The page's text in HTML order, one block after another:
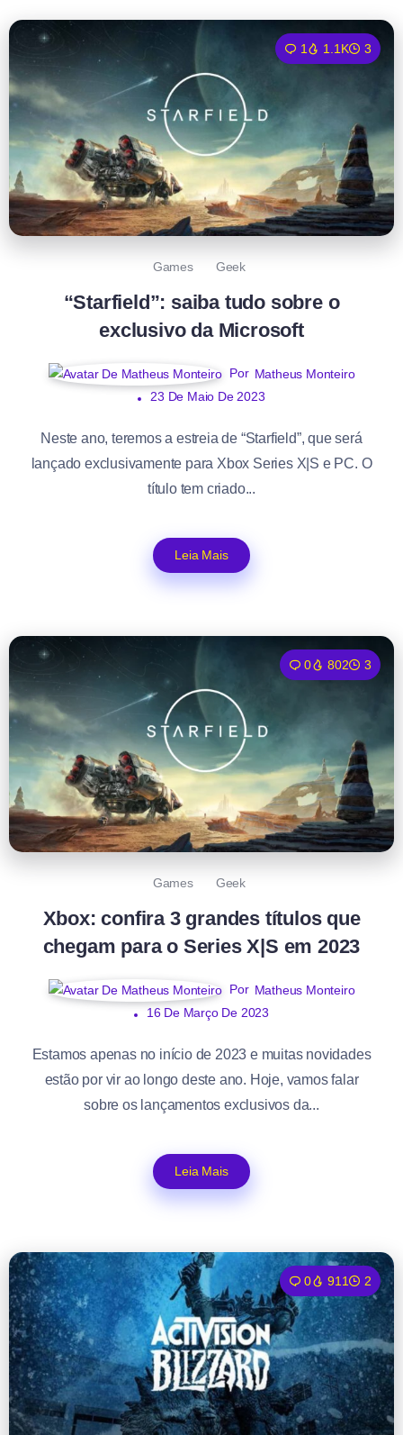
1 1.1K 3
Games Geek
“Starfield”: saiba tudo sobre o
exclusivo da Microsoft
Por Matheus Monteiro
23 De Maio De 2023
Neste ano, teremos a estreia de “Starfield”, que será
lançado exclusivamente para Xbox Series X|S e PC. O
título tem criado...
Leia Mais
0 802 3
Games Geek
Xbox: confira 3 grandes títulos que
chegam para o Series X|S em 2023
Por Matheus Monteiro
16 De Março De 2023
Estamos apenas no início de 2023 e muitas novidades
estão por vir ao longo deste ano. Hoje, vamos falar
sobre os lançamentos exclusivos da...
Leia Mais
0 911 2